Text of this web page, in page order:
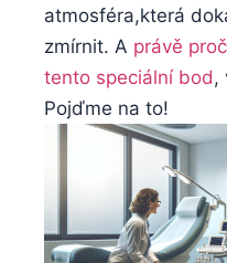
atmosféra,která
zmírnit. A ​ právě
tento speciální bod,
Pojďme na to!